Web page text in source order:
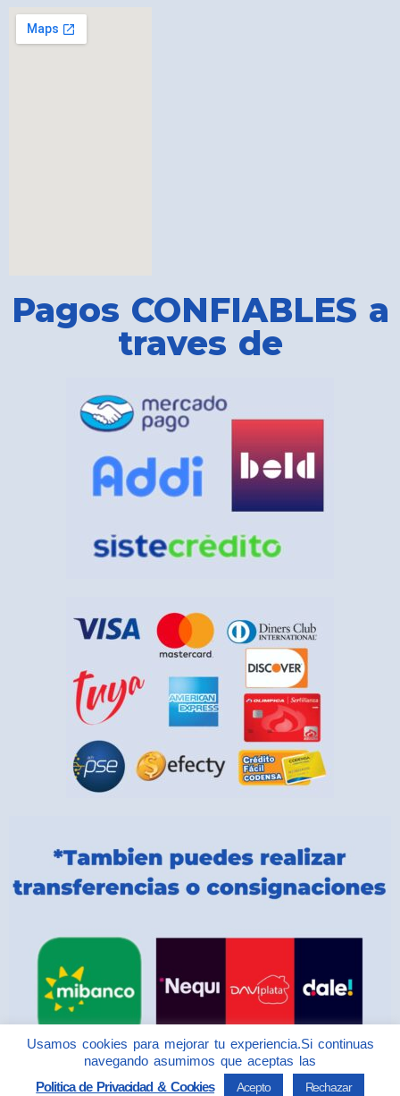
Pagos CONFIABLES a
traves de
Usamos cookies para mejorar tu experiencia.Si continuas
navegando asumimos que aceptas las
Politica de Privacidad & Cookies
Acepto Rechazar